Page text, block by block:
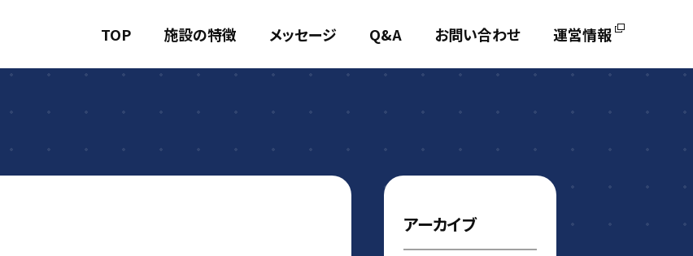
TOP 施設の特徴 メッセージ Q&A お問い合わせ 運営情報
アーカイブ